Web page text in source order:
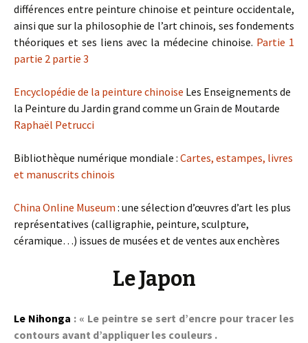
différences entre peinture chinoise et peinture occidentale,
ainsi que sur la philosophie de l’art chinois, ses fondements
théoriques et ses liens avec la médecine chinoise. Partie 1
partie 2 partie 3
Encyclopédie de la peinture chinoise Les Enseignements de
la Peinture du Jardin grand comme un Grain de Moutarde
Raphaël Petrucci
Bibliothèque numérique mondiale : Cartes, estampes, livres
et manuscrits chinois
China Online Museum : une sélection d’œuvres d’art les plus
représentatives (calligraphie, peinture, sculpture,
céramique…) issues de musées et de ventes aux enchères
Le Japon
Le Nihonga : « Le peintre se sert d’encre pour tracer les
contours avant d’appliquer les couleurs .